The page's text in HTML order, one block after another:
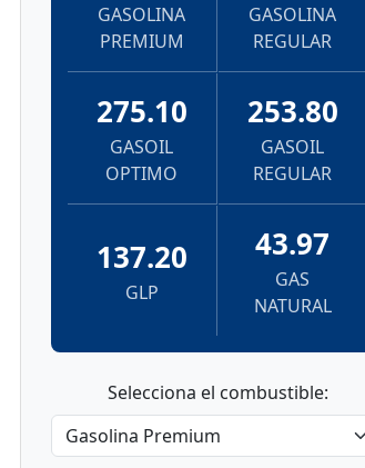
GASOLINA
PREMIUM
GASOLINA
REGULAR
275.10
GASOIL
OPTIMO
253.80
GASOIL
REGULAR
137.20
GLP
43.97
GAS
NATURAL
Selecciona el combustible: